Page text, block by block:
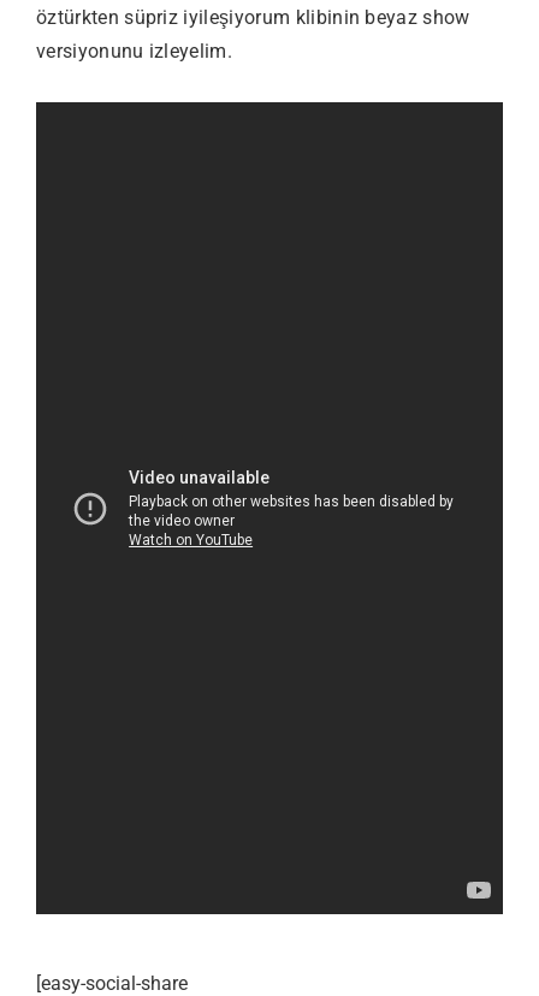
öztürkten süpriz iyileşiyorum klibinin beyaz show
versiyonunu izleyelim.
[easy-social-share